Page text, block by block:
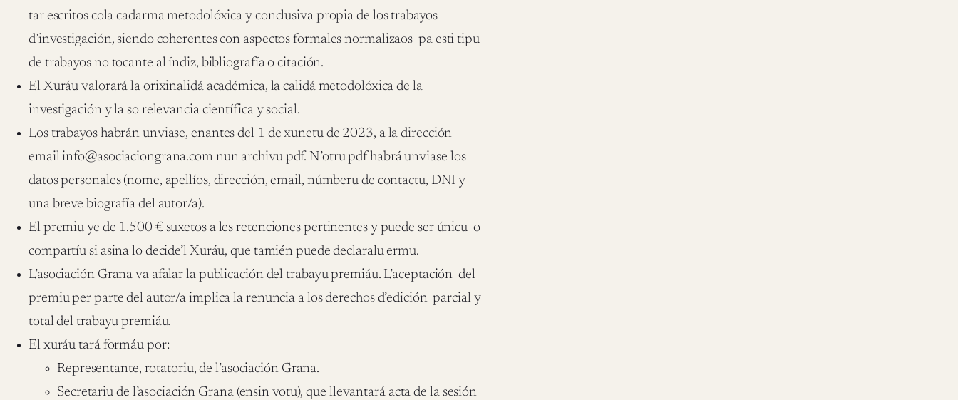
tar escritos cola cadarma metodolóxica y conclusiva propia de los trabayos
d’investigación, siendo coherentes con aspectos formales normalizaos pa esti tipu
de trabayos no tocante al índiz, bibliografía o citación.
El Xuráu valorará la orixinalidá académica, la calidá metodolóxica de la
investigación y la so relevancia científica y social.
Los trabayos habrán unviase, enantes del 1 de xunetu de 2023, a la dirección
email info@asociaciongrana.com nun archivu pdf. N’otru pdf habrá unviase los
datos personales (nome, apellíos, dirección, email, númberu de contactu, DNI y
una breve biografía del autor/a).
El premiu ye de 1.500 € suxetos a les retenciones pertinentes y puede ser únicu o
compartíu si asina lo decide’l Xuráu, que tamién puede declaralu ermu.
L’asociación Grana va afalar la publicación del trabayu premiáu. L’aceptación del
premiu per parte del autor/a implica la renuncia a los derechos d’edición parcial y
total del trabayu premiáu.
El xuráu tará formáu por:
Representante, rotatoriu, de l’asociación Grana.
Secretariu de l’asociación Grana (ensin votu), que llevantará acta de la sesión